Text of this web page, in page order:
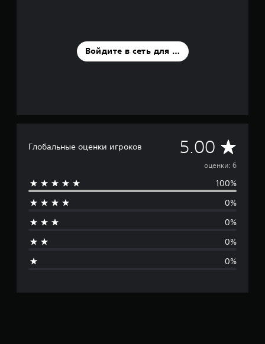
Войдите в сеть для оценки
Глобальные оценки игроков 5.00 С
р
е
д
о
оценки: 6
100%
0%
0%
0%
0%